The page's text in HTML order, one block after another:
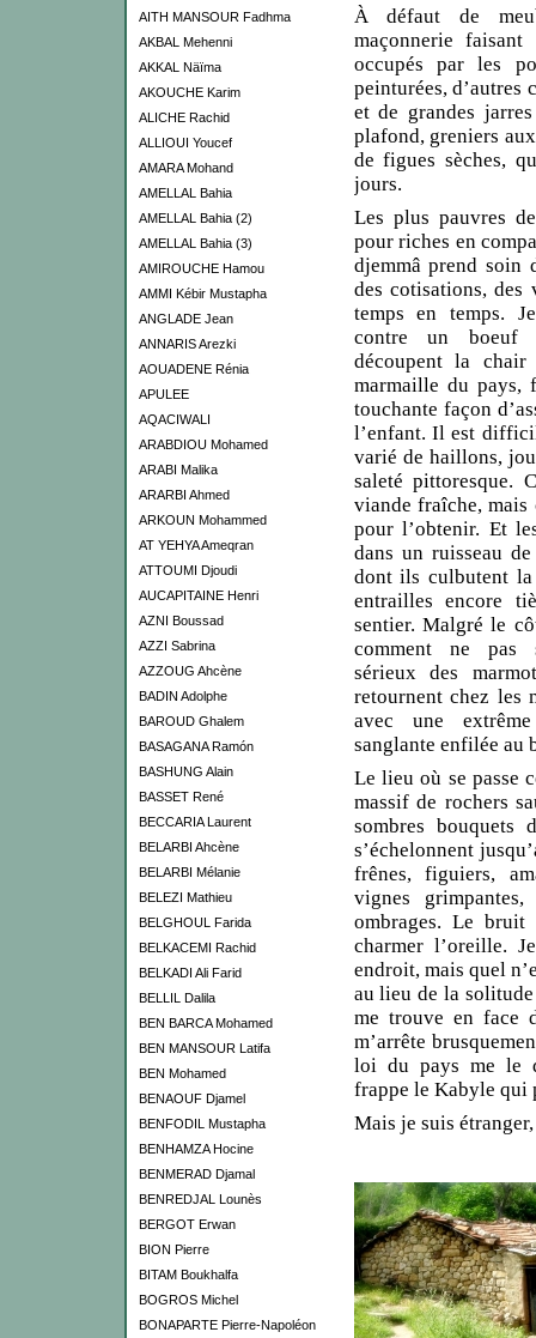
AITH MANSOUR Fadhma
AKBAL Mehenni
AKKAL Näïma
AKOUCHE Karim
ALICHE Rachid
ALLIOUI Youcef
AMARA Mohand
AMELLAL Bahia
AMELLAL Bahia (2)
AMELLAL Bahia (3)
AMIROUCHE Hamou
AMMI Kébir Mustapha
ANGLADE Jean
ANNARIS Arezki
AOUADENE Rénia
APULEE
AQACIWALI
ARABDIOU Mohamed
ARABI Malika
ARARBI Ahmed
ARKOUN Mohammed
AT YEHYA Ameqran
ATTOUMI Djoudi
AUCAPITAINE Henri
AZNI Boussad
AZZI Sabrina
AZZOUG Ahcène
BADIN Adolphe
BAROUD Ghalem
BASAGANA Ramón
BASHUNG Alain
BASSET René
BECCARIA Laurent
BELARBI Ahcène
BELARBI Mélanie
BELEZI Mathieu
BELGHOUL Farida
BELKACEMI Rachid
BELKADI Ali Farid
BELLIL Dalila
BEN BARCA Mohamed
BEN MANSOUR Latifa
BEN Mohamed
BENAOUF Djamel
BENFODIL Mustapha
BENHAMZA Hocine
BENMERAD Djamal
BENREDJAL Lounès
BERGOT Erwan
BION Pierre
BITAM Boukhalfa
BOGROS Michel
BONAPARTE Pierre-Napoléon
À défaut de
maçonnerie
occupés par les
peinturées, d’autres
et de grandes
plafond, greniers
de figues sèches,
jours.
Les plus pauvres
pour riches en
djemmâ prend soin
des cotisations, des
temps en temps.
contre un boeuf
découpent la
marmaille du pays,
touchante façon
l’enfant. Il est
varié de haillons,
saleté pittoresque.
viande fraîche, mais
pour l’obtenir. Et
dans un ruisseau
dont ils culbutent
entrailles encore
sentier. Malgré le
comment ne pas
sérieux des
retournent chez les
avec une
sanglante enfilée au
Le lieu où se passe
massif de rochers
sombres
s’échelonnent
frênes, figuiers,
vignes
ombrages. Le bruit
charmer l’oreille.
endroit, mais quel
au lieu de la
me trouve en face
m’arrête
loi du pays me le
frappe le Kabyle qui
Mais je suis